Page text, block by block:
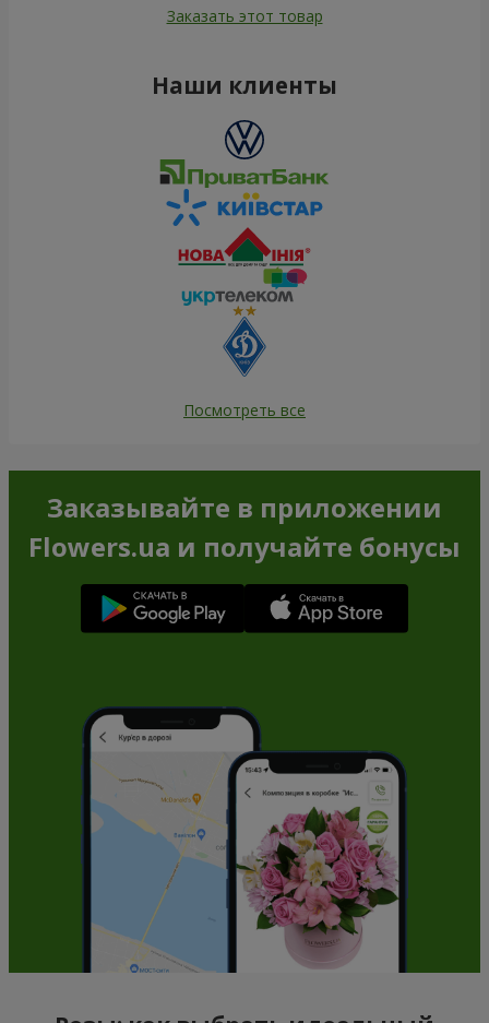
Заказать этот товар
Наши клиенты
Посмотреть все
Заказывайте в приложении
Flowers.ua и получайте бонусы